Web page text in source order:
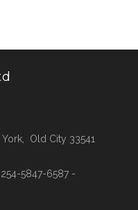
York, Old City 33541
254-5847-6587 -